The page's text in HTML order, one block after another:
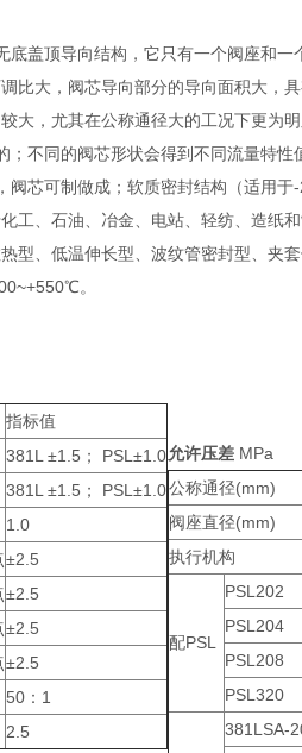
底盖顶导向结构，它只有一个阀座和
比大，阀芯导向部分的导向面积大，
大，尤其在公称通径大的工况下更为
；不同的阀芯形状会得到不同流量特
阀芯可制做成；软质密封结构（适用
工、石油、冶金、电站、轻纺、造纸
型、低温伸长型、波纹管密封型、夹
。
指标值
381L ±1.5； PSL±1.0
381L ±1.5； PSL±1.0
1.0
±2.5
±2.5
±2.5
±2.5
50：1
2.5
允许压差 MPa
公称通径(mm)
阀座直径(mm)
执行机构
配PSL
PSL202
PSL204
PSL208
PSL320
381LSA-